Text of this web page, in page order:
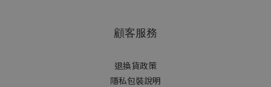
顧客服務
退換貨政策
隱私包裝說明